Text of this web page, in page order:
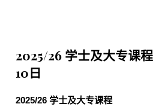
2025/26 学士及大专课程
10日
2025/26 学士及大专课程